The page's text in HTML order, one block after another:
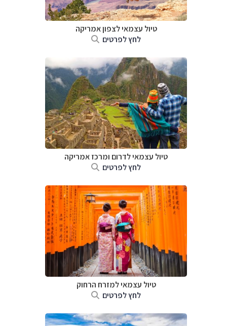
טיול עצמאי לצפון אמריקה
לחץ לפרטים
טיול עצמאי לדרום ומרכז אמריקה
לחץ לפרטים
טיול עצמאי למזרח הרחוק
לחץ לפרטים